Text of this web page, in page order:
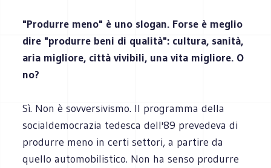
"Produrre meno" è uno slogan. Forse è meglio
dire "produrre beni di qualità": cultura, sanità,
aria migliore, città vivibili, una vita migliore. O
no?
Sì. Non è sovversivismo. Il programma della
socialdemocrazia tedesca dell'89 prevedeva di
produrre meno in certi settori, a partire da
quello automobilistico. Non ha senso produrre